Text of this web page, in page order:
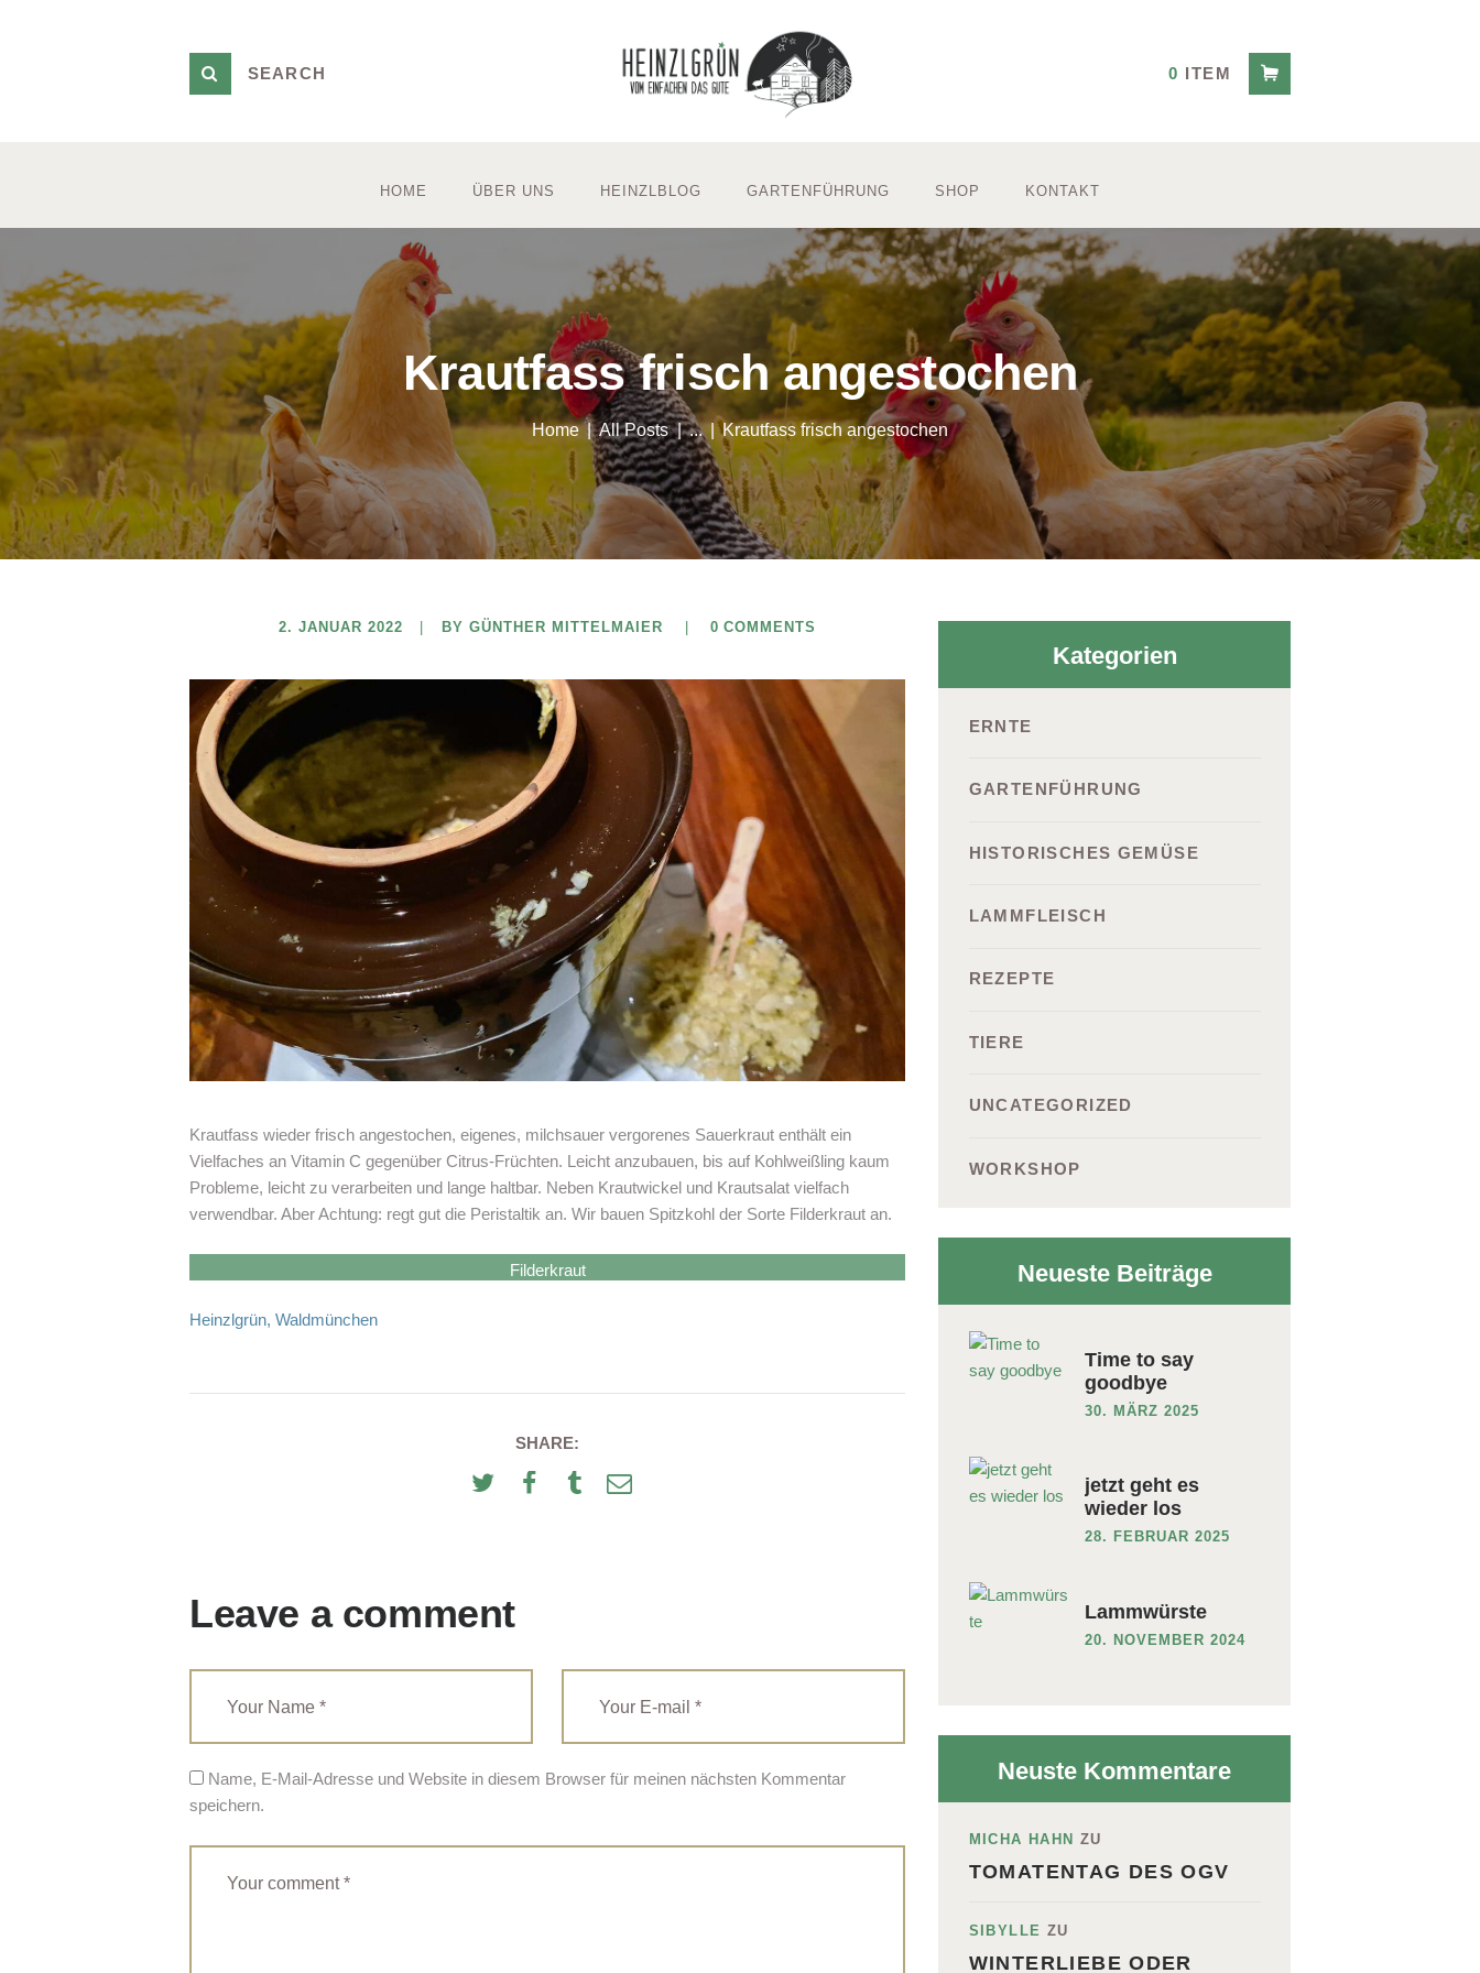
0 ITEM
HOME ÜBER UNS HEINZLBLOG GARTENFÜHRUNG SHOP KONTAKT
Krautfass frisch angestochen
Home All Posts ... Krautfass frisch angestochen
2. JANUAR 2022 BY GÜNTHER MITTELMAIER 0 COMMENTS
Krautfass wieder frisch angestochen, eigenes, milchsauer vergorenes Sauerkraut enthält ein
Vielfaches an Vitamin C gegenüber Citrus-Früchten. Leicht anzubauen, bis auf Kohlweißling kaum
Probleme, leicht zu verarbeiten und lange haltbar. Neben Krautwickel und Krautsalat vielfach
verwendbar. Aber Achtung: regt gut die Peristaltik an. Wir bauen Spitzkohl der Sorte Filderkraut an.
Filderkraut
Heinzlgrün, Waldmünchen
SHARE:
Leave a comment
Name, E-Mail-Adresse und Website in diesem Browser für meinen nächsten Kommentar
speichern.
Kategorien
ERNTE
GARTENFÜHRUNG
HISTORISCHES GEMÜSE
LAMMFLEISCH
REZEPTE
TIERE
UNCATEGORIZED
WORKSHOP
Neueste Beiträge
Time to say
goodbye
30. MÄRZ 2025
jetzt geht es
wieder los
28. FEBRUAR 2025
Lammwürste
20. NOVEMBER 2024
Neuste Kommentare
MICHA HAHN ZU
TOMATENTAG DES OGV
SIBYLLE ZU
WINTERLIEBE ODER